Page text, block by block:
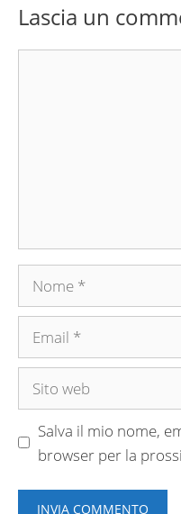
Lascia un
Nome
Email
Sito
Salva il mio nome,
browser per la